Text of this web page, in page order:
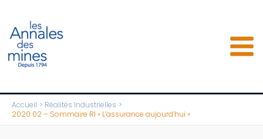
contenu
Accueil
Réalités Industrielles
2020 02 – Sommaire RI « L’assurance aujourd’hui »